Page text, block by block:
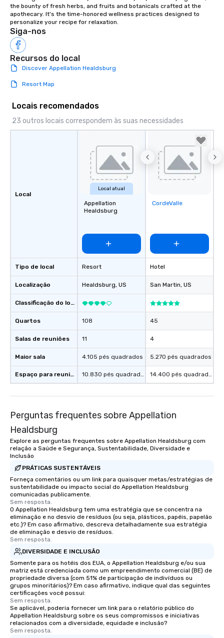
the bounty of fresh herbs, and fruits and botanicals crafted at the
apothecary. It's the time-honored wellness practices designed to
personalize your recipe for relaxation.
Siga-nos
Recursos do local
Discover Appellation Healdsburg
Resort Map
Locais recomendados
23 outros locais correspondem às suas necessidades
Local
Tipo de local
Localização
Classificação do local
Quartos
Salas de reuniões
Maior sala
Espaço para reuniões
Local atual
Appellation
Healdsburg
Resort
Healdsburg, US
108
11
4.105 pés quadrados
10.830 pés quadrados
Removed from
CordeValle
Hotel
San Martin, US
45
4
5.270 pés quadrados
14.400 pés quadrados
Perguntas frequentes sobre Appellation
Healdsburg
Explore as perguntas frequentes sobre Appellation Healdsburg com
relação a Saúde e Segurança, Sustentabilidade, Diversidade e
Inclusão
PRÁTICAS SUSTENTÁVEIS
Forneça comentários ou um link para quaisquer metas/estratégias de
sustentabilidade ou impacto social do Appellation Healdsburg
comunicadas publicamente.
Sem resposta.
O Appellation Healdsburg tem uma estratégia que se concentra na
eliminação e no desvio de resíduos (ou seja, plásticos, papéis, papelão
etc.)? Em caso afirmativo, descreva detalhadamente sua estratégia
de eliminação e desvio de resíduos.
Sem resposta.
DIVERSIDADE E INCLUSÃO
Somente para os hotéis dos EUA, o Appellation Healdsburg e/ou sua
matriz está credenciada como um empreendimento comercial (BE) de
propriedade diversa (com 51% de participação de indivíduos ou
grupos minoritários)? Em caso afirmativo, indique qual das seguintes
certificações você possui:
Sem resposta.
Se aplicável, poderia fornecer um link para o relatório público do
Appellation Healdsburg sobre os seus compromissos e iniciativas
relacionados com a diversidade, equidade e inclusão?
Sem resposta.